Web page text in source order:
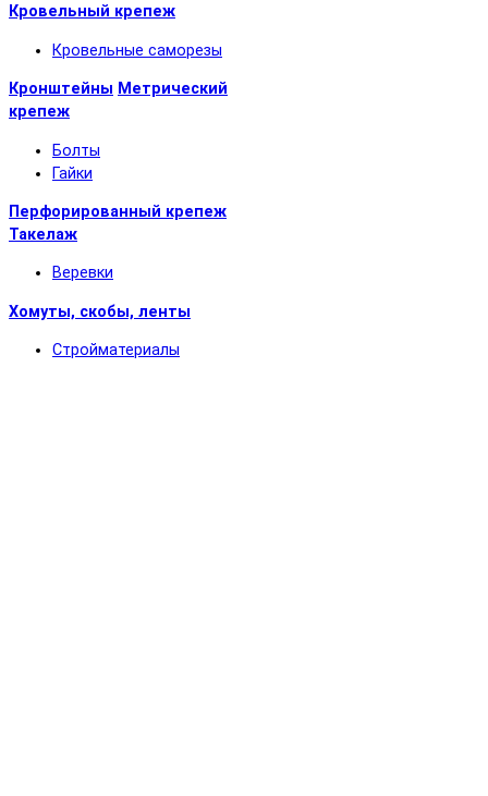
Кровельный крепеж
Кровельные саморезы
Кронштейны Метрический
крепеж
Болты
Гайки
Перфорированный крепеж
Такелаж
Веревки
Хомуты, скобы, ленты
Стройматериалы